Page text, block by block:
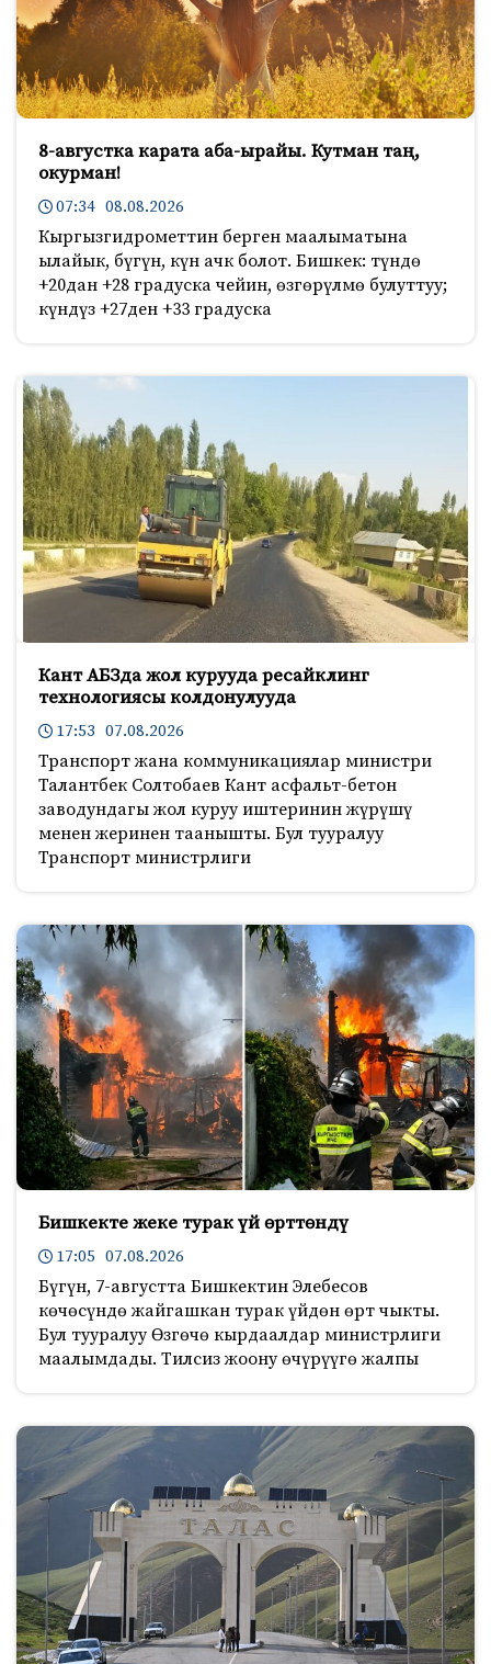
8-августка карата аба-ырайы. Кутман таң,
окурман!
07:34 08.08.2026
Кыргызгидрометтин берген маалыматына
ылайык, бүгүн, күн ачк болот. Бишкек: түндө
+20дан +28 градуска чейин, өзгөрүлмө булуттуу;
күндүз +27ден +33 градуска
Кант АБЗда жол курууда ресайклинг
технологиясы колдонулууда
17:53 07.08.2026
Транспорт жана коммуникациялар министри
Талантбек Солтобаев Кант асфальт-бетон
заводундагы жол куруу иштеринин жүрүшү
менен жеринен таанышты. Бул тууралуу
Транспорт министрлиги
Бишкекте жеке турак үй өрттөндү
17:05 07.08.2026
Бүгүн, 7-августта Бишкектин Элебесов
көчөсүндө жайгашкан турак үйдөн өрт чыкты.
Бул тууралуу Өзгөчө кырдаалдар министрлиги
маалымдады. Тилсиз жоону өчүрүүгө жалпы